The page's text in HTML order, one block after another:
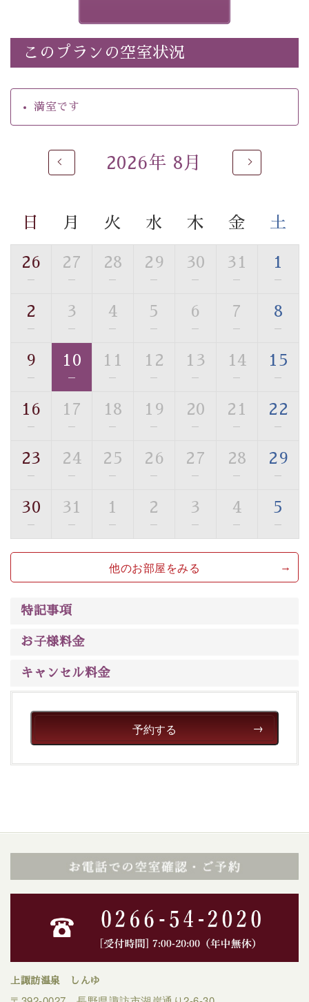
・就寝用パジャマをご用意
・環境に配慮したアメニティをご用意
・館内フリーWi-Fi
・チェックイン15時、チェックアウト10時
【お食事】
・夕食は地産地消の創作和会席 美湖膳（二十四節気と
【温泉】
の効果が高い、極めて希有な源泉です。身も心も癒され
■お座敷風呂（大浴場）
温泉の成分に合わせ、防菌防カビの特殊素材の畳を使
用。 足元が柔らかく、そして滑りにくい畳のお風呂で
す。
※男性大浴場までのご移動には階段がございます。 予め
ご了承のほどお願いいたします。
■貸切温泉風呂 （40分2000円）
む貸切温泉風呂です。ゆったりといやされるプライベー
トな空間をお愉しみください。
【旅】
豊富な知識を持ったドライバー兼ガイドが諏訪大社をご
案内します。事前ご予約制ですので、ご利用ご希望の方
は【3日前まで】にお電話ください。
※交通規制などにより運行できない日がございます
※年末年始及び御柱祭前後は運行しておりません
神秘なる諏訪湖に心癒される時間をお過ごしいただけま
このプランの空室状況
満室です
2026年 8月
日 月 火 水 木 金 土
26
—
27
—
28
—
29
—
30
—
31
—
1
—
2
—
3
—
4
—
5
—
6
—
7
—
8
—
9
—
10
—
11
—
12
—
13
—
14
—
15
—
16
—
17
—
18
—
19
—
20
—
21
—
22
—
23
—
24
—
25
—
26
—
27
—
28
—
29
—
30
—
31
—
1
—
2
—
3
—
4
—
5
—
他のお部屋をみる
特記事項
お子様料金
キャンセル料金
予約する
上諏訪温泉 しんゆ